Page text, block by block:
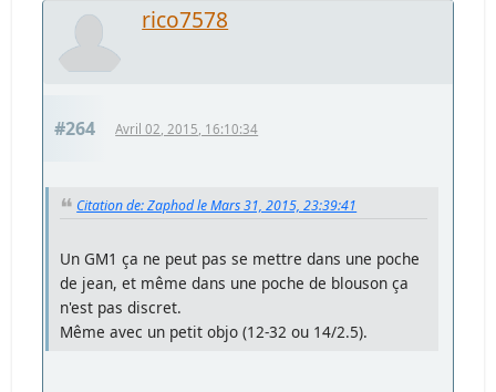
rico7578
#264 Avril 02, 2015, 16:10:34
Citation de: Zaphod le Mars 31, 2015, 23:39:41
Un GM1 ça ne peut pas se mettre dans une poche
de jean, et même dans une poche de blouson ça
n'est pas discret.
Même avec un petit objo (12-32 ou 14/2.5).